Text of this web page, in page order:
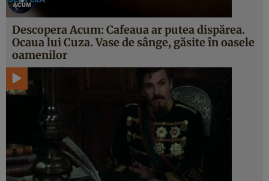
Descopera Acum: Cafeaua ar putea dispărea.
Ocaua lui Cuza. Vase de sânge, găsite în oasele
oamenilor